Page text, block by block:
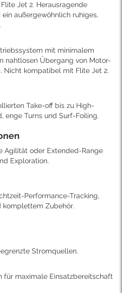
Jet 2. Herausragende
außergewöhnlich ruhiges,
mit minimalem
nahtlosen Übergang von Motor-
Nicht kompatibel mit Flite Jet 2.
Take-off bis zu High-
enge Turns und Surf-Foiling.
Agilität oder Extended-Range
Exploration.
Performance-Tracking,
komplettem Zubehör.
Stromquellen.
für maximale Einsatzbereitschaft